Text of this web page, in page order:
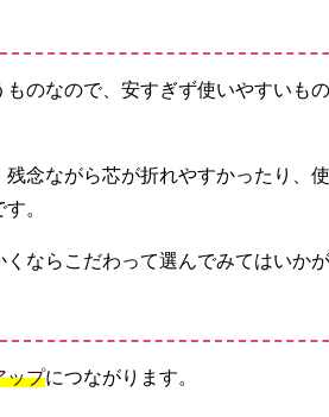
のなので、安すぎず使いやすいも
念ながら芯が折れやすかったり、
。
ならこだわって選んでみてはいかが
ップにつながります。